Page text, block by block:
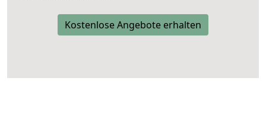
Kostenlose Angebote erhalten